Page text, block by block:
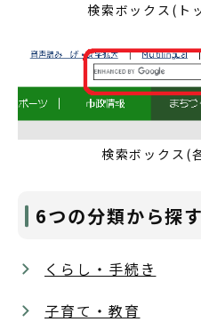
検索ボックス(ト
検索ボックス(
6つの分類から探す
くらし・手続き
子育て・教育